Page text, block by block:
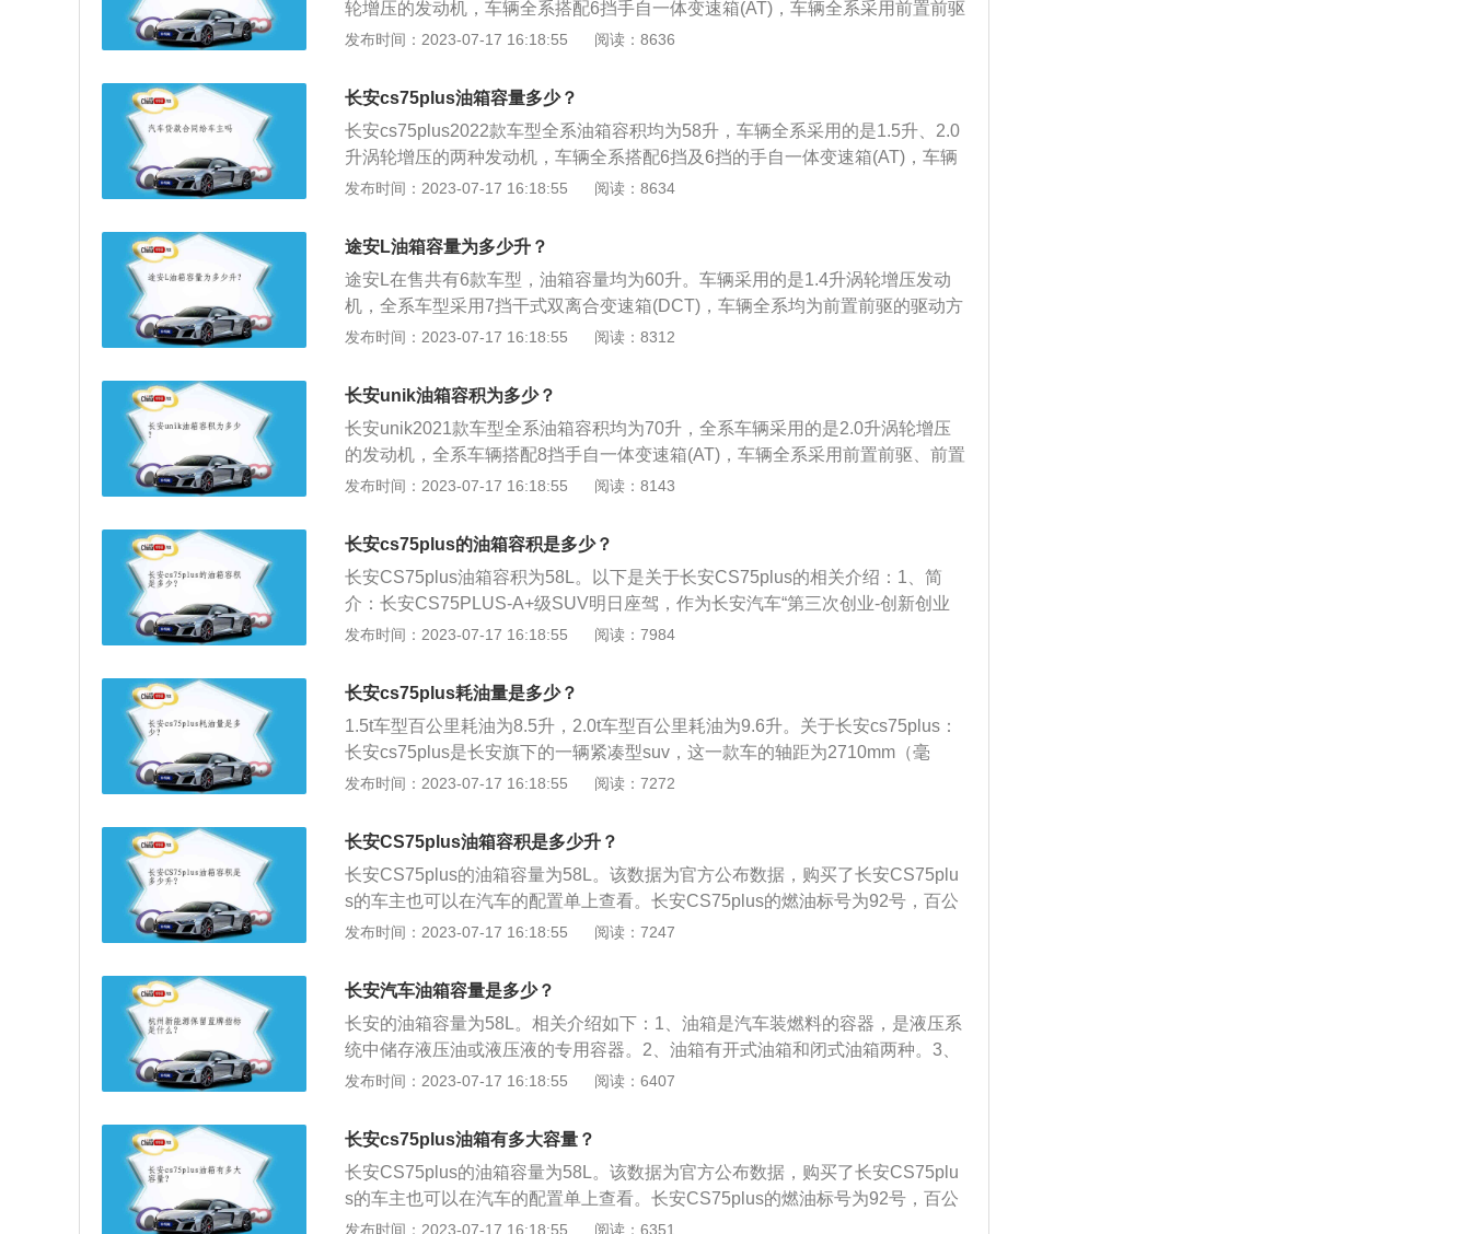
生实际加油量比标定油箱容积大的情况。车主如果想了解油箱的剩余油量，可以
观察油表盘右侧的汽油表，上面标注着E、F，指针靠近E的时就表示快没油了，
轮增压的发动机，车辆全系搭配6挡手自一体变速箱(AT)，车辆全系采用前置前驱
的驱动方式。同级别车中，哈弗大狗2021款油箱容积61升，荣威RX5MAX2022
出标定的容积，这是由于汽车厂家所标定的油箱容积是从油箱底到安全界度的容
积，而从安全界度到油箱口还有一定的空间，这个空间是为了保证油箱内的油品
在温度变高的情况下膨胀，而不至于溢出油箱的安全空间。如果在加油过程中把
油加到油箱口，就会产生实际加油量比标定油箱容积大的情况。车主如果想了解
油箱的剩余油量，可以观察油表盘右侧的汽油表，上面标注着E、F，指针靠近E
发布时间：2023-07-17 16:18:55 阅读：8636
长安cs75plus油箱容量多少？
长安cs75plus2022款车型全系油箱容积均为58升，车辆全系采用的是1.5升、2.0
升涡轮增压的两种发动机，车辆全系搭配6挡及6挡的手自一体变速箱(AT)，车辆
全系采用前置前驱的驱动方式。同级别车中，哈弗大狗2021款油箱容积61升，荣
中，油的量可能会超出标定的容积，这是由于汽车厂家所标定的油箱容积是从油
箱底到安全界度的容积，而从安全界度到油箱口还有一定的空间，这个空间是为
了保证油箱内的油品在温度变高的情况下膨胀，而不至于溢出油箱的安全空间。
如果在加油过程中把油加到油箱口，就会产生实际加油量比标定油箱容积大的情
况。车主如果想了解油箱的剩余油量，可以观察油表盘右侧的汽油表，上面标注
发布时间：2023-07-17 16:18:55 阅读：8634
途安L油箱容量为多少升？
途安L在售共有6款车型，油箱容量均为60升。车辆采用的是1.4升涡轮增压发动
机，全系车型采用7挡干式双离合变速箱(DCT)，车辆全系均为前置前驱的驱动方
式。同级别车中，别克GL6-2021款油箱容积45升，瑞风M5-2021款油箱容积70
积，这是由于汽车厂家所标定的油箱容积是从油箱底到安全界度的容积，而从安
全界度到油箱口还有一定的空间，这个空间是为了保证油箱内的油品在温度变高
的情况下膨胀，而不至于溢出油箱的安全空间。如果在加油过程中把油加到油箱
口，就会产生实际加油量比标定油箱容积大的情况。车主如果想了解油箱的剩余
油量，可以观察油表盘右侧的汽油表，上面标注着E、F，指针靠近E的时就表示
发布时间：2023-07-17 16:18:55 阅读：8312
长安unik油箱容积为多少？
长安unik2021款车型全系油箱容积均为70升，全系车辆采用的是2.0升涡轮增压
的发动机，全系车辆搭配8挡手自一体变速箱(AT)，车辆全系采用前置前驱、前置
四驱两种驱动方式。同级别车中，逍客2022款油箱容积57升，唐2021款油箱容
标定的油箱容积是从油箱底到安全界度的容积，而从安全界度到油箱口还有一定
的空间，这个空间是为了保证油箱内的油品在温度变高的情况下膨胀，而不至于
溢出油箱的安全空间。如果在加油过程中把油加到油箱口，就会产生实际加油量
比标定油箱容积大的情况。车主如果想了解油箱的剩余油量，可以观察油表盘右
侧的汽油表，上面标注着E、F，指针靠近E的时就表示快没油了，接近F的时候
发布时间：2023-07-17 16:18:55 阅读：8143
长安cs75plus的油箱容积是多少？
长安CS75plus油箱容积为58L。以下是关于长安CS75plus的相关介绍：1、简
介：长安CS75PLUS-A+级SUV明日座驾，作为长安汽车“第三次创业-创新创业
计划”战略下又一款重磅车型，CS75PLUS以“用户思维”为导向，基于对未来出行
核心技术，在主流价值区间具备了明日智能、明日动力、明日安全三重明日价
值，是一款“满足用户未来需求”的明日座驾，为具有未来视野、新思维的年轻消
费人群带来了极具未来价值的全新选择。2、设计亮点：优越安全气囊技术，全
方位安全保护：超大侧气帘尺寸，并采用100%车窗覆盖与防翻滚设计；0.03秒内
极速展开，毫秒级响应，及时保护；6安全气囊，筑就全方位安全屏障；采用博
发布时间：2023-07-17 16:18:55 阅读：7984
长安cs75plus耗油量是多少？
1.5t车型百公里耗油为8.5升，2.0t车型百公里耗油为9.6升。关于长安cs75plus：
长安cs75plus是长安旗下的一辆紧凑型suv，这一款车的轴距为2710mm（毫
米），长宽高分别是4670mm（毫米），1855mm（毫米），1700mm（毫
这款发动机的最大功率转速为5500转每分钟，最大扭矩转速为1450到4500转每
分钟。这款发动机配备了缸内直喷技术，而且使用的是铝合金缸盖缸体。与这款
发动机匹配的是6速手动变速器或6at变速器。（2）2.0升涡轮增压发动机：具有2
33马力和360牛米的最大扭矩，这款发动机的最大功率转速为5500转每分钟，最
大扭矩转速为1750到3500转每分钟。这款发动机配备了缸内直喷技术，而且使用
发布时间：2023-07-17 16:18:55 阅读：7272
长安CS75plus油箱容积是多少升？
长安CS75plus的油箱容量为58L。该数据为官方公布数据，购买了长安CS75plu
s的车主也可以在汽车的配置单上查看。长安CS75plus的燃油标号为92号，百公
里油耗为6.5-8.1L，加满一箱油可以跑的里程为716到892km。日常行驶过程中，
果没有其他问题，油量的数值会真实的反应到油表上。仪表的燃油表一般有5到6
格，一般燃油表还剩2格的时候就要加油，以免开到半路没油的情况发生。实际
加油过程中，油的量可能会超出标定的容积，这是由于汽车厂家所标定的油箱容
积是从油箱底到安全界度的容积，而从安全界度到油箱口还有一定的空间，这个
空间是为了保证油箱内的油品在温度变高的情况下膨胀，而不至于溢出油箱的安
积大的情况。
发布时间：2023-07-17 16:18:55 阅读：7247
长安汽车油箱容量是多少？
长安的油箱容量为58L。相关介绍如下：1、油箱是汽车装燃料的容器，是液压系
统中储存液压油或液压液的专用容器。2、油箱有开式油箱和闭式油箱两种。3、
油箱必须有足够大的容积。吸油管及回油管应插入最低液面下，防止吸空和回油
铝合金油箱。随着新材料的应用发展，铁质燃油箱的防锈问题成为油箱质量的主
发布时间：2023-07-17 16:18:55 阅读：6407
长安cs75plus油箱有多大容量？
长安CS75plus的油箱容量为58L。该数据为官方公布数据，购买了长安CS75plu
s的车主也可以在汽车的配置单上查看。长安CS75plus的燃油标号为92号，百公
里油耗为6.5-8.1L，加满一箱油可以跑的里程为716到892km。日常行驶过程中，
发布时间：2023-07-17 16:18:55 阅读：6351